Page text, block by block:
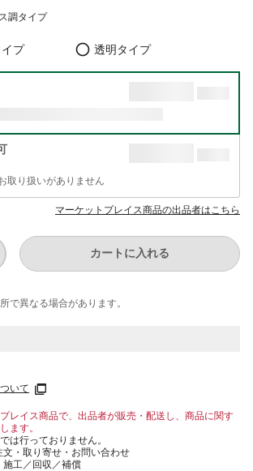
調タイプ
プ 透明タイプ
取り扱いがありません
マーケットプレイス商品の出品者はこちら
カートに入れる
で​異なる​場合が​あります。
いて
レイス商品で、出品者が販売・配送し、商品に関す
ます。
は行っておりません。
文・取り寄せ・お問い合わせ
施工／回収／補償